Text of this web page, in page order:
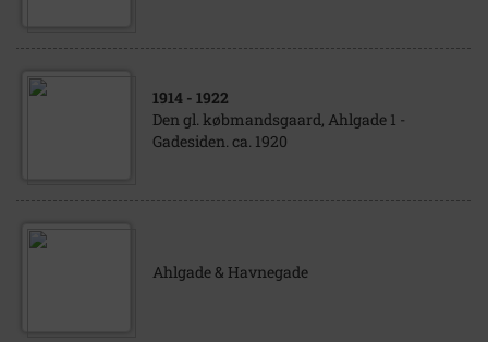
1914 - 1922
Den gl. købmandsgaard, Ahlgade 1 -
Gadesiden. ca. 1920
Ahlgade & Havnegade